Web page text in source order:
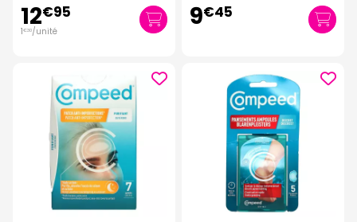
12€95
1€30/unité 9€45